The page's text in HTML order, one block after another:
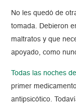
No les quedó de
tomada. Debieron
maltratos y que
apoyado, como
Todas las noches
primer
antipsicótico.